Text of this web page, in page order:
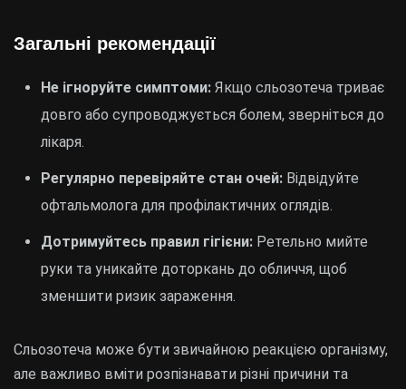
Загальні рекомендації
Не ігноруйте симптоми: Якщо сльозотеча триває
довго або супроводжується болем, зверніться до
лікаря.
Регулярно перевіряйте стан очей: Відвідуйте
офтальмолога для профілактичних оглядів.
Дотримуйтесь правил гігієни: Ретельно мийте
руки та уникайте доторкань до обличчя, щоб
зменшити ризик зараження.
Сльозотеча може бути звичайною реакцією організму,
але важливо вміти розпізнавати різні причини та